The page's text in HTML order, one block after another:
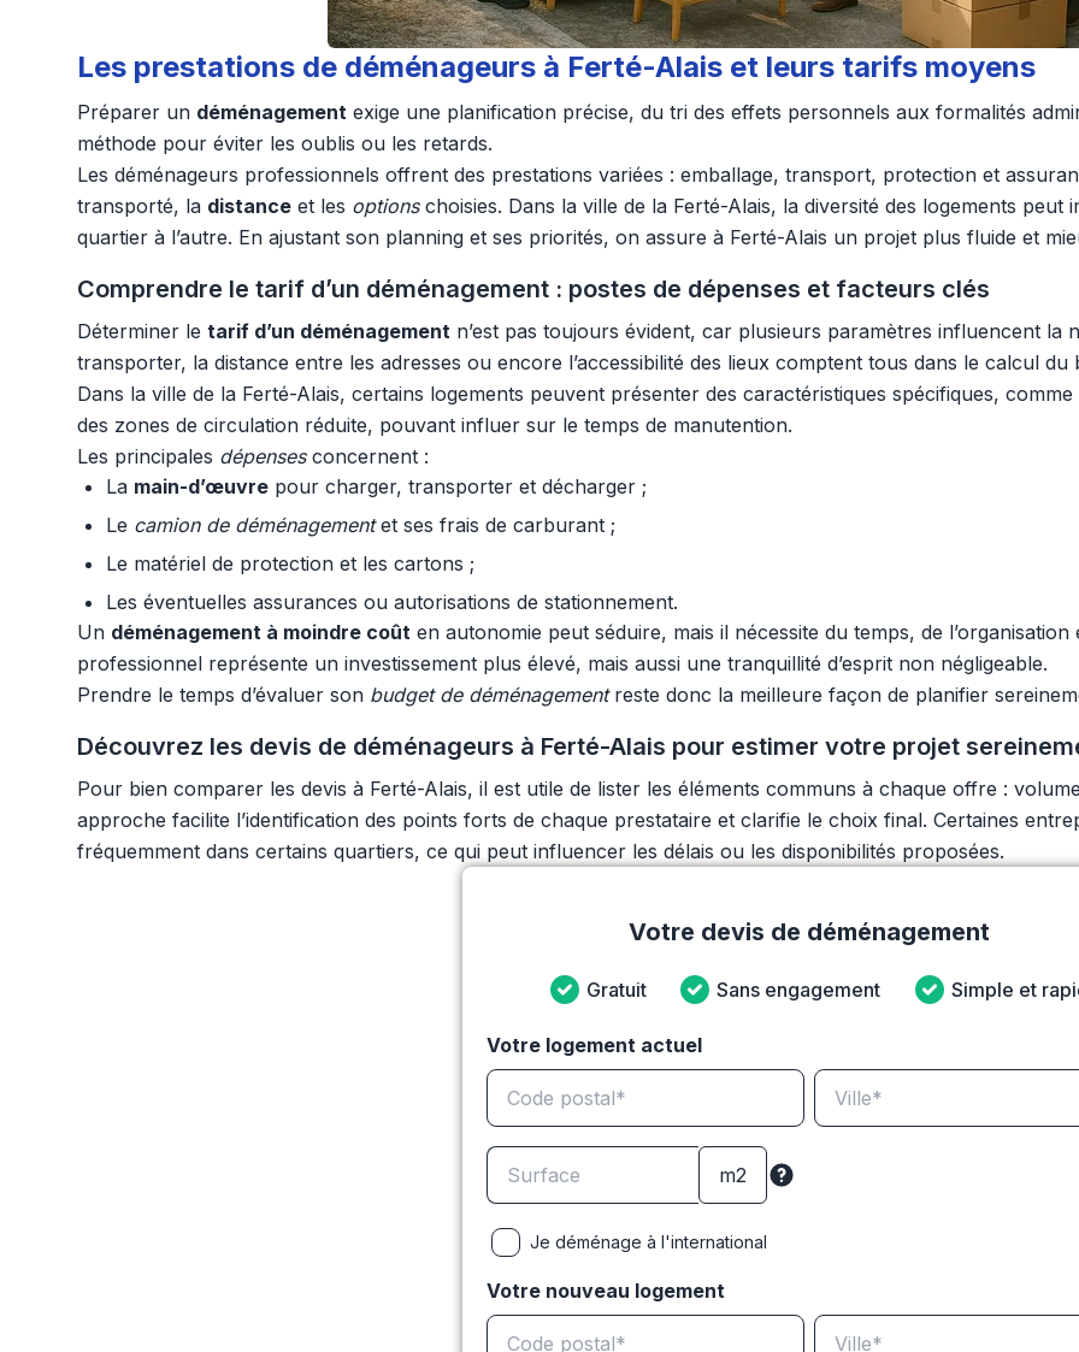
Les prestations de déménageurs à Ferté-Alais et leurs tarifs moyens
Préparer un déménagement exige une planification précise, du tri des effets personnels aux formalités
méthode pour éviter les oublis ou les retards.
Les déménageurs professionnels offrent des prestations variées : emballage, transport, protection et
transporté, la distance et les optionschoisies. Dans la ville de la Ferté-Alais, la diversité des logements peut
quartier à l’autre. En ajustant son planning et ses priorités, on assure à Ferté-Alais un projet plus fluide et
Comprendre le tarif d’un déménagement : postes de dépenses et facteurs clés
Déterminer le tarif d’un déménagement n’est pas toujours évident, car plusieurs paramètres influencent
transporter, la distance entre les adresses ou encore l’accessibilité des lieux comptent tous dans le calcul du
Dans la ville de la Ferté-Alais, certains logements peuvent présenter des caractéristiques spécifiques,
des zones de circulation réduite, pouvant influer sur le temps de manutention.
Les principales dépensesconcernent :
La main-d’œuvre pour charger, transporter et décharger ;
Le camion de déménagementet ses frais de carburant ;
Le matériel de protection et les cartons ;
Les éventuelles assurances ou autorisations de stationnement.
Un déménagement à moindre coût en autonomie peut séduire, mais il nécessite du temps, de
professionnel représente un investissement plus élevé, mais aussi une tranquillité d’esprit non négligeable.
Prendre le temps d’évaluer son budget de déménagementreste donc la meilleure façon de planifier
Découvrez les devis de déménageurs à Ferté-Alais pour estimer votre projet
Pour bien comparer les devis à Ferté-Alais, il est utile de lister les éléments communs à chaque offre :
approche facilite l’identification des points forts de chaque prestataire et clarifie le choix final. Certaines
fréquemment dans certains quartiers, ce qui peut influencer les délais ou les disponibilités proposées.
Votre devis de déménagement
Gratuit Sans engagement Simple et
Votre logement actuel
Je déménage à l'international
Votre nouveau logement